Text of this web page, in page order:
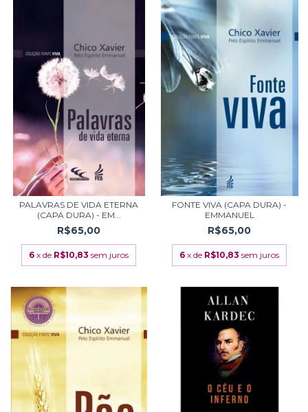
PALAVRAS DE VIDA ETERNA
(CAPA DURA) - EM...
R$65,00
6 x de R$10,83 sem juros
FONTE VIVA (CAPA DURA) -
EMMANUEL
R$65,00
6 x de R$10,83 sem juros